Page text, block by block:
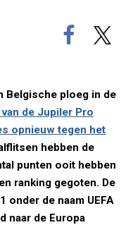
Belgische ploeg in de
de Jupiler Pro
opnieuw tegen het
hebben de
punten ooit hebben
ranking gegoten. De
onder de naam UEFA
naar de Europa